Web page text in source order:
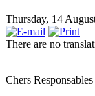
Thursday, 14
There are no
Chers